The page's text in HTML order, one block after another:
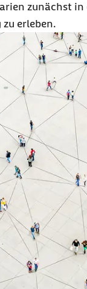
zunächst in
erleben.